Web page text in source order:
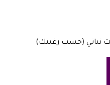
نباتي (حسب رغبتك)